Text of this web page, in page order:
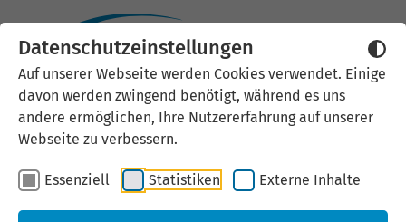
Datenschutzeinstellungen
Auf unserer Webseite werden Cookies verwendet. Einige
davon werden zwingend benötigt, während es uns
andere ermöglichen, Ihre Nutzererfahrung auf unserer
Webseite zu verbessern.
Essenziell Statistiken Externe Inhalte
Externen Inhalt laden
Wir verwenden auf unserer
Website externe Inhalte, um Ihnen
zusätzliche Informationen
anzubieten. Einige externe Inhalte
(z.B. Google Maps, Youtube)